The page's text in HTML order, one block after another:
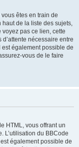
êtes en train de
de la liste des sujets,
pas ce lien, cette
nécessaire entre
est également possible de
vous de le faire
HTML, vous offrant un
L’utilisation du BBCode
également possible de